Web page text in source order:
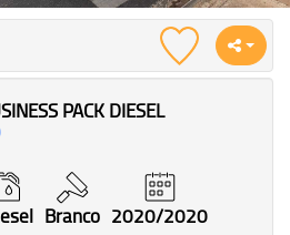
PACK DIESEL
Branco 2020/2020